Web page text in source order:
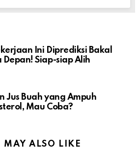
Ini Diprediksi Bakal
Depan! Siap-siap Alih
Jus Buah yang Ampuh
Mau Coba?
MAY ALSO LIKE